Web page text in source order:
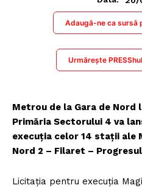
Adaugă-ne ca sursă
Urmărește
Metrou de la Gara de Nord
Primăria Sectorului 4 va
execuția celor 14 stații ale
Nord 2 – Filaret –
Licitația pentru execuția